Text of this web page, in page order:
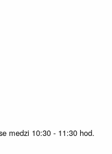
medzi 10:30 - 11:30 hod.